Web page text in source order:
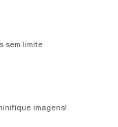
sem limite
imagens!